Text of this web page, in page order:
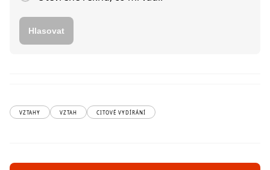
Hlasovat
VZTAHY VZTAH CITOVÉ VYDÍRÁNÍ